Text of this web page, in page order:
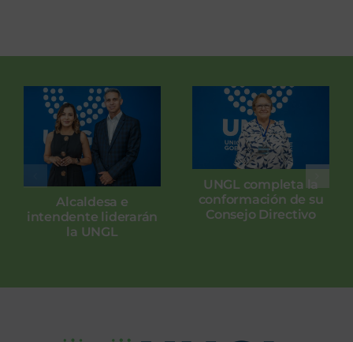
Alcaldesa e
intendente liderarán
la UNGL
UNGL completa la
conformación de su
Consejo Directivo